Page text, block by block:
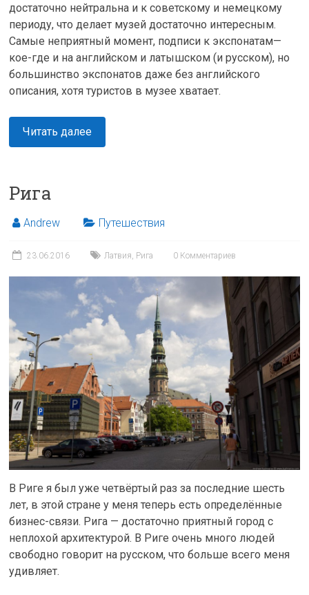
достаточно нейтральна и к советскому и немецкому
периоду, что делает музей достаточно интересным.
Самые неприятный момент, подписи к экспонатам—
кое-где и на английском и латышском (и русском), но
большинство экспонатов даже без английского
описания, хотя туристов в музее хватает.
Читать далее
Рига
Andrew Путешествия
23.06.2016 Латвия Рига 0 Комментариев
В Риге я был уже четвёртый раз за последние шесть
лет, в этой стране у меня теперь есть определённые
бизнес-связи. Рига — достаточно приятный город с
неплохой архитектурой. В Риге очень много людей
свободно говорит на русском, что больше всего меня
удивляет.